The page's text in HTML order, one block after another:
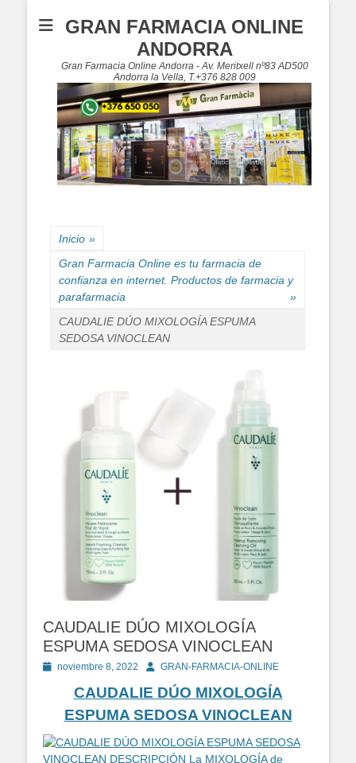
GRAN FARMACIA ONLINE
ANDORRA
Gran Farmacia Online Andorra - Av. Meritxell nº83 AD500
Andorra la Vella, T.+376 828 009
Inicio »
Gran Farmacia Online es tu farmacia de
confianza en internet. Productos de farmacia y
parafarmacia
»
CAUDALIE DÚO MIXOLOGÍA ESPUMA
SEDOSA VINOCLEAN
CAUDALIE DÚO MIXOLOGÍA
ESPUMA SEDOSA VINOCLEAN
Publicado
noviembre 8, 2022 AutorGRAN-FARMACIA-ONLINE
CAUDALIE DÚO MIXOLOGÍA
ESPUMA SEDOSA VINOCLEAN